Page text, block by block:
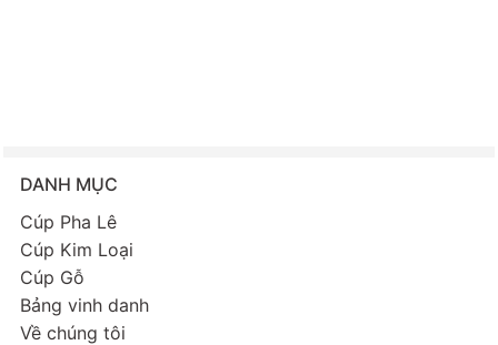
DANH MỤC
Cúp Pha Lê
Cúp Kim Loại
Cúp Gỗ
Bảng vinh danh
Về chúng tôi